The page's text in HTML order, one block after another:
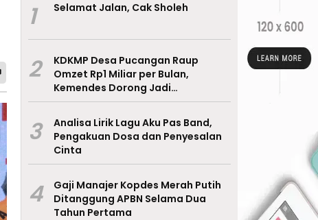
1 Selamat Jalan, Cak Sholeh
2
KDKMP Desa Pucangan Raup
Omzet Rp1 Miliar per Bulan,
Kemendes Dorong Jadi
Percontohan Nasional
3
Analisa Lirik Lagu Aku Pas Band,
Pengakuan Dosa dan Penyesalan
Cinta
4
Gaji Manajer Kopdes Merah Putih
Ditanggung APBN Selama Dua
Tahun Pertama